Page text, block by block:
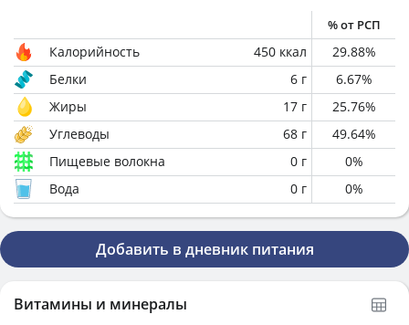
% от РСП
Калорийность 450 ккал 29.88%
Белки
6 г 6.67%
Жиры
17 г 25.76%
Углеводы
68 г 49.64%
Пищевые волокна
0 г 0%
Вода
0 г 0%
Добавить в дневник питания
Витамины и минералы